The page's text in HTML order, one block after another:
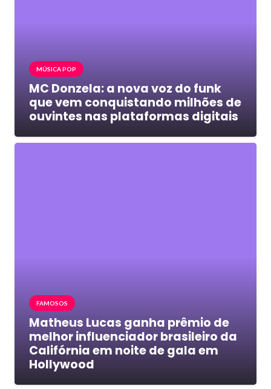
MÚSICA POP
MC Donzela: a nova voz do funk
que vem conquistando milhões de
ouvintes nas plataformas digitais
FAMOSOS
Matheus Lucas ganha prêmio de
melhor influenciador brasileiro da
Califórnia em noite de gala em
Hollywood